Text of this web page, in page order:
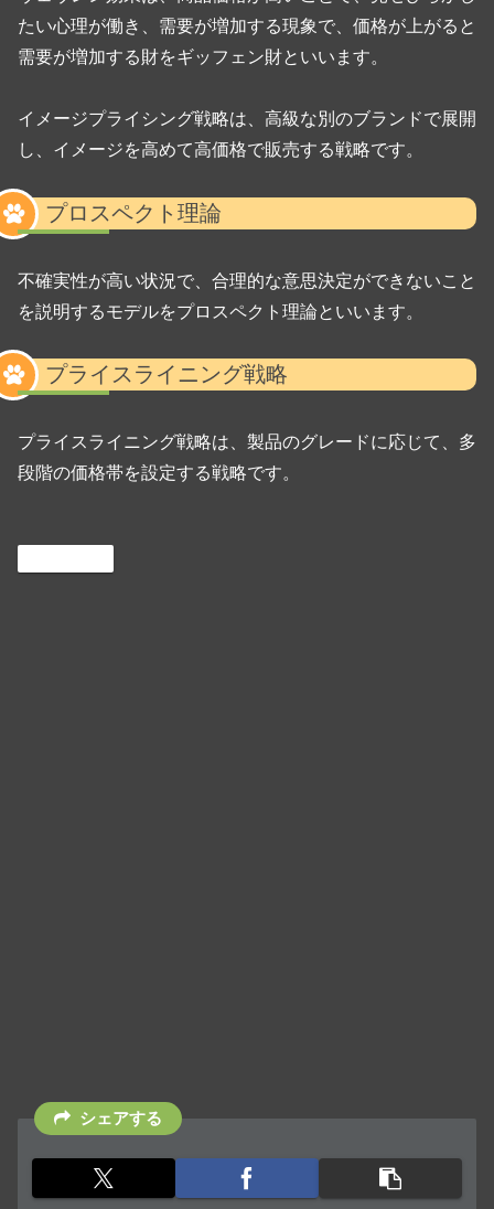
たい心理が働き、需要が増加する現象で、価格が上がると
需要が増加する財をギッフェン財といいます。
イメージプライシング戦略は、高級な別のブランドで展開
し、イメージを高めて高価格で販売する戦略です。
プロスペクト理論
不確実性が高い状況で、合理的な意思決定ができないこと
を説明するモデルをプロスペクト理論といいます。
プライスライニング戦略
プライスライニング戦略は、製品のグレードに応じて、多
段階の価格帯を設定する戦略です。
シェアする